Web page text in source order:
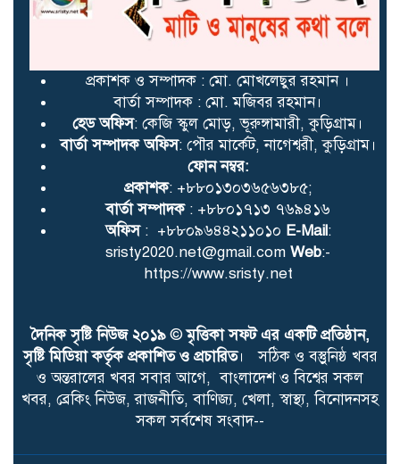
আজ বৃহস্পতিবার ৬ আগস্ট
২০২৬: আজকের আবহাওয়ার
প্রকাশক ও সম্পাদক : মো. মোখলেছুর রহমান ।
বার্তা সম্পাদক : মো. মজিবর রহমান।
হেড অফিস: কেজি স্কুল মোড়, ভূরুঙ্গামারী, কুড়িগ্রাম।
বার্তা সম্পাদক অফিস: পৌর মার্কেট, নাগেশ্বরী, কুড়িগ্রাম।
ফোন নম্বর:
প্রকাশক: +৮৮০১৩০৩৬৫৬৩৮৫;
বার্তা সম্পাদক: +৮৮০১৭১৩ ৭৬৯৪১৬
অফিস: +৮৮০৯৬৪৪২১১০১০ E-Mail:
sristy2020.net@gmail.com Web:-
https://www.sristy.net
দৈনিক সৃষ্টি নিউজ ২০১৯©মৃত্তিকা সফট এর একটি প্রতিষ্ঠান,
সৃষ্টি মিডিয়া কর্তৃক প্রকাশিত ও প্রচারিত। সঠিক ও বস্তুুনিষ্ঠ খবর
ও অন্তরালের খবর সবার আগে, বাংলাদেশ ও বিশ্বের সকল
খবর, ব্রেকিং নিউজ, রাজনীতি, বাণিজ্য, খেলা, স্বাস্থ্য, বিনোদনসহ
সকল সর্বশেষ সংবাদ--